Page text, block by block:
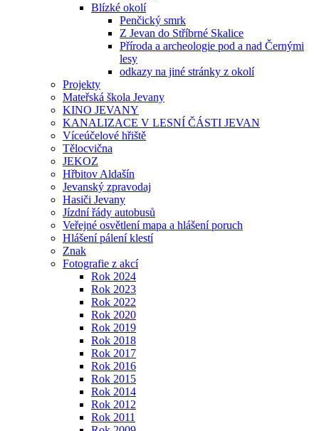
Blízké okolí
Penčický smrk
Z Jevan do Stříbrné Skalice
Příroda a archeologie pod a nad Černými
lesy
odkazy na jiné stránky z okolí
Projekty
Mateřská škola Jevany
KINO JEVANY
KANALIZACE V LESNÍ ČÁSTI JEVAN
Víceúčelové hřiště
Tělocvična
JEKOZ
Hřbitov Aldašín
Jevanský zpravodaj
Hasiči Jevany
Jízdní řády autobusů
Veřejné osvětlení mapa a hlášení poruch
Hlášení pálení klestí
Znak
Fotografie z akcí
Rok 2024
Rok 2023
Rok 2022
Rok 2020
Rok 2019
Rok 2018
Rok 2017
Rok 2016
Rok 2015
Rok 2014
Rok 2012
Rok 2011